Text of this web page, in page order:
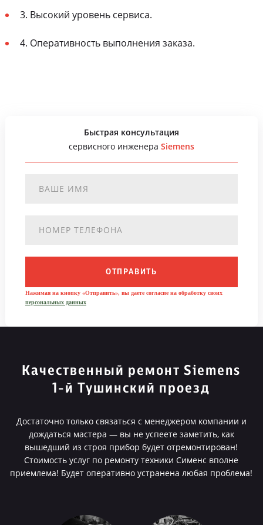
3. Высокий уровень сервиса.
4. Оперативность выполнения заказа.
Быстрая консультация
сервисного инженера Siemens
ОТПРАВИТЬ
Нажимая на кнопку «Отправить», вы даете согласие на обработку своих
персональных данных
Качественный ремонт Siemens
1-й Тушинский проезд
Достаточно только связаться с менеджером компании и
дождаться мастера — вы не успеете заметить, как
вышедший из строя прибор будет отремонтирован!
Стоимость услуг по ремонту техники Сименс вполне
приемлема! Будет оперативно устранена любая проблема!